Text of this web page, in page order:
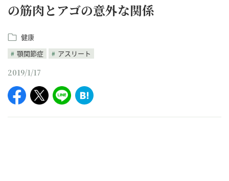
の筋肉とアゴの意外な関係
健康
顎関節症
アスリート
2019/1/17